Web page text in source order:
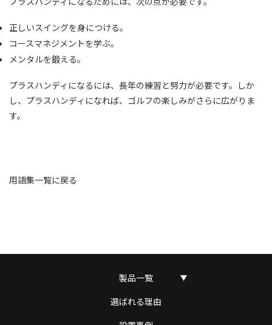
正しいスイングを身につける。
コースマネジメントを学ぶ。
メンタルを鍛える。
プラスハンディになるには、長年の練習と努力が必要です。しか
し、プラスハンディになれば、ゴルフの楽しみがさらに広がりま
す。
用語集一覧に戻る
製品一覧
選ばれる理由